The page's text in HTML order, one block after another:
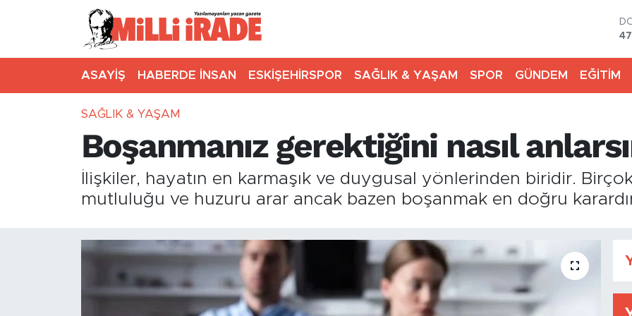
ASAYİŞ HABERDE İNSAN ESKİŞEHİRSPOR SAĞLIK & YAŞAM SPOR GÜNDEM EĞİTİM
SAĞLIK & YAŞAM
Boşanmanız gerektiğini nasıl
İlişkiler, hayatın en karmaşık ve duygusal yönlerinden biridir.
mutluluğu ve huzuru arar ancak bazen boşanmak en doğru